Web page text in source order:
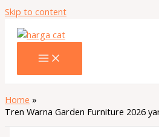
Skip to content
Home
Tren Warna Garden Furniture 2026